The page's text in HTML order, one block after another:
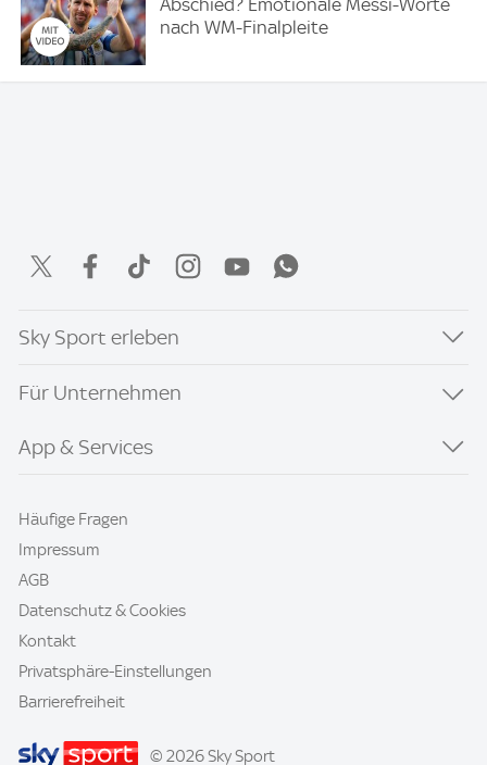
nach WM-Finalpleite
Sky Sport erleben
Für Unternehmen
App & Services
Häufige Fragen
Impressum
AGB
Datenschutz & Cookies
Kontakt
Privatsphäre-Einstellungen
Barrierefreiheit
© 2026 Sky Sport